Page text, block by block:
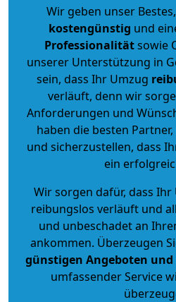
Wir geben unser
kostengünstig und
Professionalitätsowie
unserer Unterstützung in
sein, dass Ihr Umzug
verläuft, denn wir
Anforderungen und
haben die besten
und sicherzustellen, dass
ein
Wir sorgen dafür, dass Ihr
reibungslos verläuft und
und unbeschadet an
ankommen. Überzeugen
günstigen Angeboten
umfassender Service